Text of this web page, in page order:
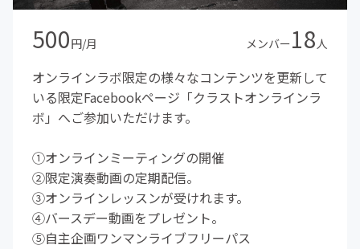
500円/月 メンバー18人
オンラインラボ限定の様々なコンテンツを更新して
いる限定Facebookページ「クラストオンラインラ
ボ」へご参加いただけます。
①オンラインミーティングの開催
②限定演奏動画の定期配信。
③オンラインレッスンが受けれます。
④バースデー動画をプレゼント。
⑤自主企画ワンマンライブフリーパス